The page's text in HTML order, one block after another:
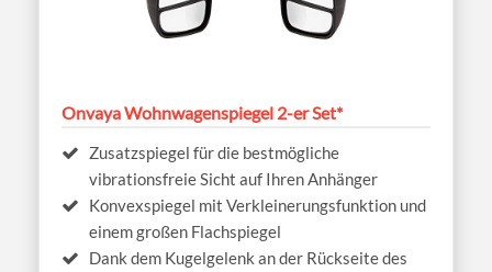
Onvaya Wohnwagenspiegel 2-er Set*
Zusatzspiegel für die bestmögliche
vibrationsfreie Sicht auf Ihren Anhänger
Konvexspiegel mit Verkleinerungsfunktion und
einem großen Flachspiegel
Dank dem Kugelgelenk an der Rückseite des